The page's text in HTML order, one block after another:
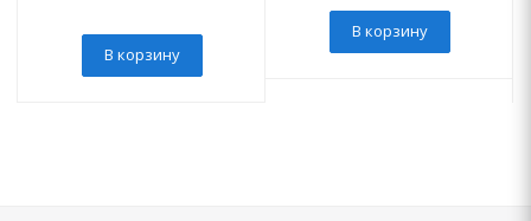
В корзину
В корзину